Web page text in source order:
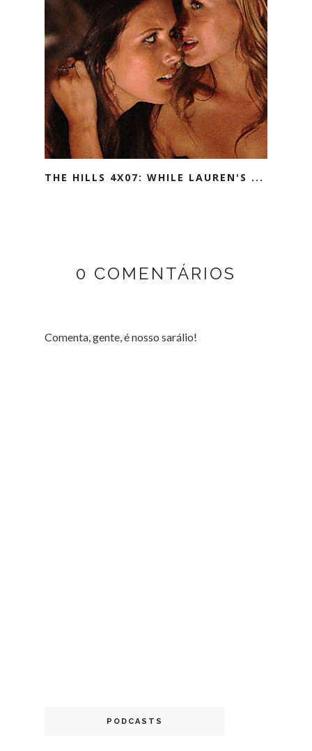
THE HILLS 4X07: WHILE LAUREN'S ...
0 COMENTÁRIOS
Comenta, gente, é nosso sarálio!
PODCASTS